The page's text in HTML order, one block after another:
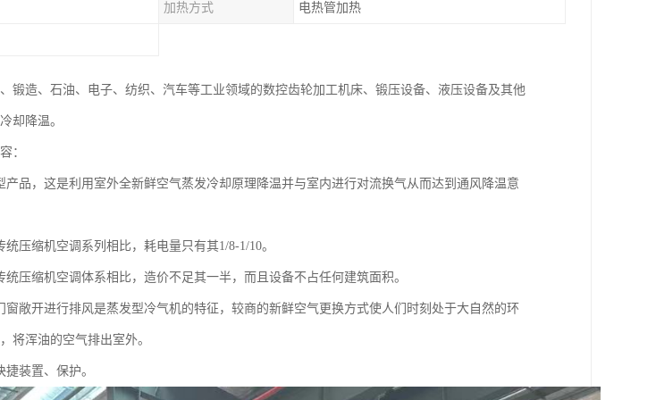
加热方式 电热管加热
锻造、石油、电子、纺织、汽车等工业领域的数控齿轮加工机床、锻压设备、液压设备及其他
却降温。
：
品，这是利用室外全新鲜空气蒸发冷却原理降温并与室内进行对流换气从而达到通风降温意
压缩机空调系列相比，耗电量只有其1/8-1/10。
压缩机空调体系相比，造价不足其一半，而且设备不占任何建筑面积。
敞开进行排风是蒸发型冷气机的特征，较商的新鲜空气更换方式使人们时刻处于大自然的环
将浑油的空气排出室外。
装置、保护。